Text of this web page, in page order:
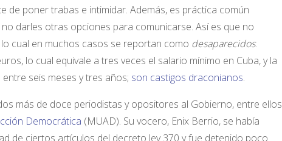
de poner trabas e intimidar. Además, es práctica común
darles otras opciones para comunicarse. Así es que no
cual en muchos casos se reportan como desaparecidos.
lo cual equivale a tres veces el salario mínimo en Cuba, y la
seis meses y tres años; son castigos draconianos.
más de doce periodistas y opositores al Gobierno, entre ellos
Democrática (MUAD). Su vocero, Enix Berrio, se había
de ciertos artículos del decreto ley 370 y fue detenido poco